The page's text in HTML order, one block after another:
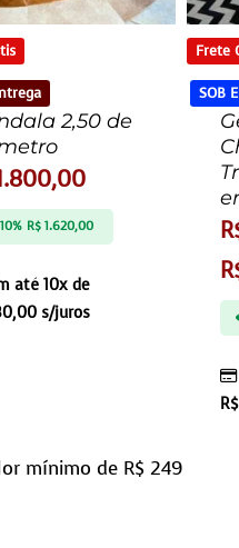
2,50 de
até 10x de
s/juros
R$ 1.620,00
Frete
SOB
R$
mínimo de R$ 249